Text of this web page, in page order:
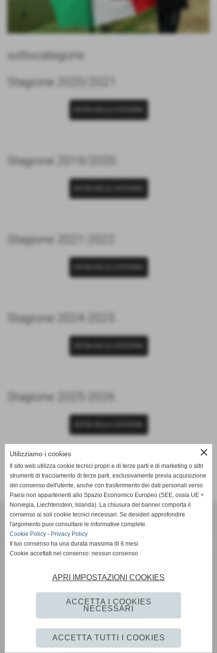
sottocategorie
Stagione 2020/2021
Stagione 2019/2020
Stagione 2021-2022
Stagione 2024-2025
Stagione 2025-2026
risultati: 1-0 / 0
SCANDIANESE CALCIO - ASSOCIAZIONE SPORTIVA DILETTANTISTICA
v. Dell´Eco 10 int. 1 Chiozza - 42019 Scandiano (Reggio Emilia)
P.I. Partita IVA 02444480350 C.F Codice Fiscale 91152640354
Via Dell´Eco n.° 10 - Chiozza -42019 - SCANDIANO - REGGIO EMILIA - 42019 - SCANDIANO (REGGIO EMILIA)
Tel. 0522 855072 Fax 0522 765574
Tutte le foto presenti nel sito e le Foto Gallery sono esclusiva proprieta´ della societa´ " Scandianese
Privacy Policy-Cookie Policy
Realizzazione siti web www.sitoper.it
close
Utilizziamo i cookies
Il sito web utilizza cookie tecnici propri e di terze parti e di marketing o altri
strumenti di tracciamento di terze parti, esclusivamente previa acquisizione
del consenso dell'utente, anche con trasferimento dei dati personali verso
Paesi non appartenenti allo Spazio Economico Europeo (SEE, ossia UE +
Norvegia, Liechtenstein, Islanda). La chiusura del banner comporta il
consenso ai soli cookie tecnici necessari. Se desideri approfondire
l'argomento puoi consultare le informative complete.
Cookie Policy - Privacy Policy
Il tuo consenso ha una durata massima di 6 mesi.
Cookie accettati nel consenso: nessun consenso
APRI IMPOSTAZIONI COOKIES
ACCETTA I COOKIES
NECESSARI
ACCETTA TUTTI I COOKIES